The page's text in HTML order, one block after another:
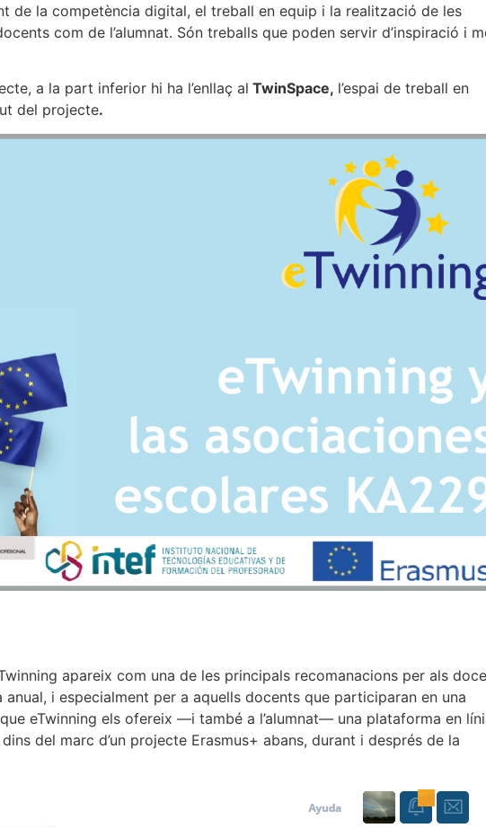
de la competència digital, el treball en equip i la realització de les
com de l’alumnat. Són treballs que poden servir d’inspiració i
a la part inferior hi ha l’enllaç al TwinSpace, l’espai de treball en
del projecte.
apareix com una de les principals recomanacions per als
i especialment per a aquells docents que participaran en una
eTwinning els ofereix —i també a l’alumnat— una plataforma en
del marc d’un projecte Erasmus+ abans, durant i després de la